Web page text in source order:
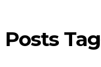
Posts